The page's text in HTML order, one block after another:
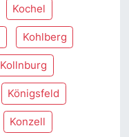
Kochel
Kohlberg
Kollnburg
Königsfeld
Konzell